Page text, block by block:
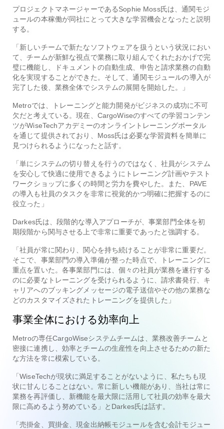
プロジェクトマネージャーであるSophie Moss氏は、通関モジ
ュールの本稼働が同社にとって大きな学習機会となったと説明
する。
「新しいチームで新たなソフトウェアを扱うという状況におい
て、チームが新鮮な視点で業務に取り組んでくれたおかげで完
璧に機能し、ドキュメントの自動生成、申告と請求業務の自動
化を実現することができた。そして、通関モジュールの導入が
完了した後、業務全体でシステムの展開を開始した。」
Metroでは、トレーニングと能力開発がビジネスの成功に不可
欠だと考えている。現在、CargoWiseのすべての学習コンテン
ツがWiseTechアカデミーのオンライントレーニングポータル
を通じて提供されており、Moss氏は必要な学習資料を簡単に
見つけられるようになったと話す。
「単にシステムの切り替えを行うのではなく、社員がシステム
を安心して快適に使用できるようにトレーニング計画やテスト
ワークショップに多くの時間と労力を費やした。また、PAVE
の導入も社員のタスクを非常に視覚的かつ明確に把握するのに
役立った」
Darkes氏は、段階的な導入アプローチが、事業部門全体を初
期段階から関与させる上で非常に重要であったと強調する。
「社員が常に関わり、関心を持ち続けることが非常に重要だ。
そこで、事業部門の導入準備が整った時点で、トレーニングに
重点を置いた。各事業部門には、個々の社員が業務を遂行する
のに必要なトレーニングを受けられるように、請求書発行、キ
ャリアへのブッキングメッセージの電子送信やその他の業務な
どのカスタマイズされたトレーニングを提供した」
事業全体における効率向上
Metroの専任CargoWiseシステムチームは、業務改善チームと
密接に連携し、効率とチームの生産性を向上させるための新た
な方法を常に模索している。
「WiseTechが現状に満足することがないように、私たちも現
状に甘んじることはない。常に新しい機能があり、当社は常に
業務を再評価し、新機能を最大限に活用して社員の効率を最大
限に高めるよう努めている」とDarkes氏は話す。
「売掛金、買掛金、現金出納帳モジュールを含む会計モジュー